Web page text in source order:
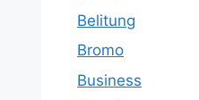
Belitung
Bromo
Business